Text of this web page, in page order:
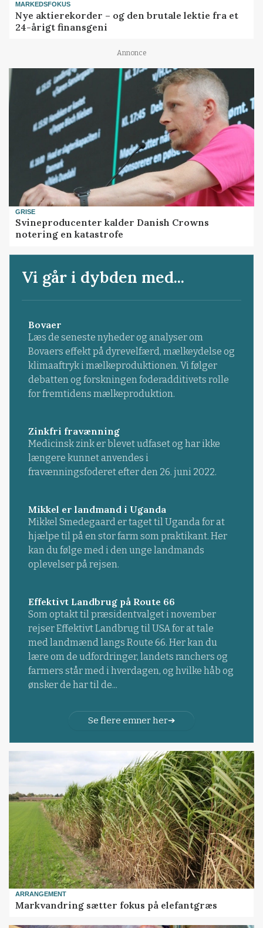
MARKEDSFOKUS
Nye aktierekorder – og den brutale lektie fra et
24-årigt finansgeni
Annonce
GRISE
Svineproducenter kalder Danish Crowns
notering en katastrofe
Vi går i dybden med...
Bovaer
Læs de seneste nyheder og analyser om
Bovaers effekt på dyrevelfærd, mælkeydelse og
klimaaftryk i mælkeproduktionen. Vi følger
debatten og forskningen foderadditivets rolle
for fremtidens mælkeproduktion.
Zinkfri fravænning
Medicinsk zink er blevet udfaset og har ikke
længere kunnet anvendes i
fravænningsfoderet efter den 26. juni 2022.
Mikkel er landmand i Uganda
Mikkel Smedegaard er taget til Uganda for at
hjælpe til på en stor farm som praktikant. Her
kan du følge med i den unge landmands
oplevelser på rejsen.
Effektivt Landbrug på Route 66
Som optakt til præsidentvalget i november
rejser Effektivt Landbrug til USA for at tale
med landmænd langs Route 66. Her kan du
lære om de udfordringer, landets ranchers og
farmers står med i hverdagen, og hvilke håb og
ønsker de har til de...
Se flere emner her
ARRANGEMENT
Markvandring sætter fokus på elefantgræs